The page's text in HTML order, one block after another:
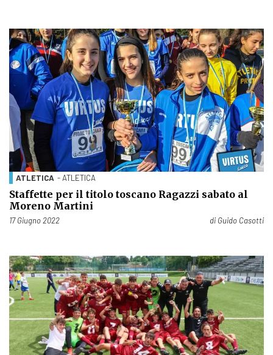
ATLETICA - ATLETICA
Staffette per il titolo toscano Ragazzi sabato al
Moreno Martini
Pubblicato il
17 Giugno 2022 di Guido Casotti